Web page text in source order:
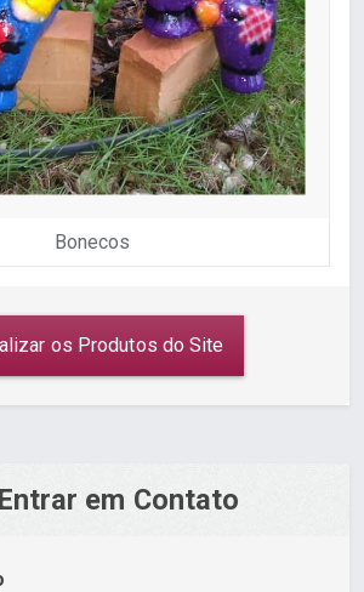
Bonecos
os Produtos do Site
Entrar em Contato